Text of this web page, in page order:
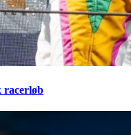
racerløb